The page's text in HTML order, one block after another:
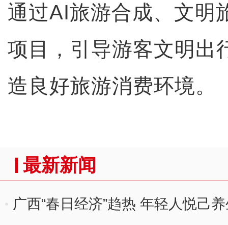
通过AI旅游合成、文明
项目，引导游客文明出
造良好旅游消费环境。
最新新闻
广西“春日经济”趋热 年轻人悦己养